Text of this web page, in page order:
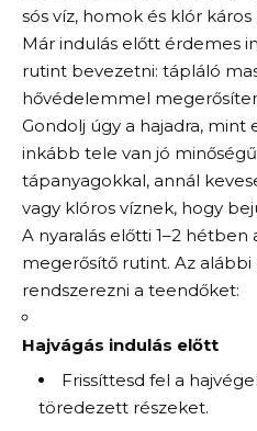
sós víz, homok és klór
Már indulás előtt érdemes
rutint bevezetni: tápláló
hővédelemmel
Gondolj úgy a hajadra, mint
inkább tele van jó
tápanyagokkal, annál
vagy klóros víznek, hogy
A nyaralás előtti 1–2 hétben
megerősítő rutint. Az
rendszerezni a teendőket:
Hajvágás indulás előtt
Frissíttesd fel a
töredezett részeket.